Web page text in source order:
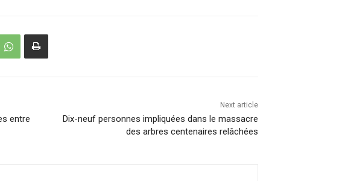
entre
Next article
Dix-neuf personnes impliquées dans le massacre
des arbres centenaires relâchées